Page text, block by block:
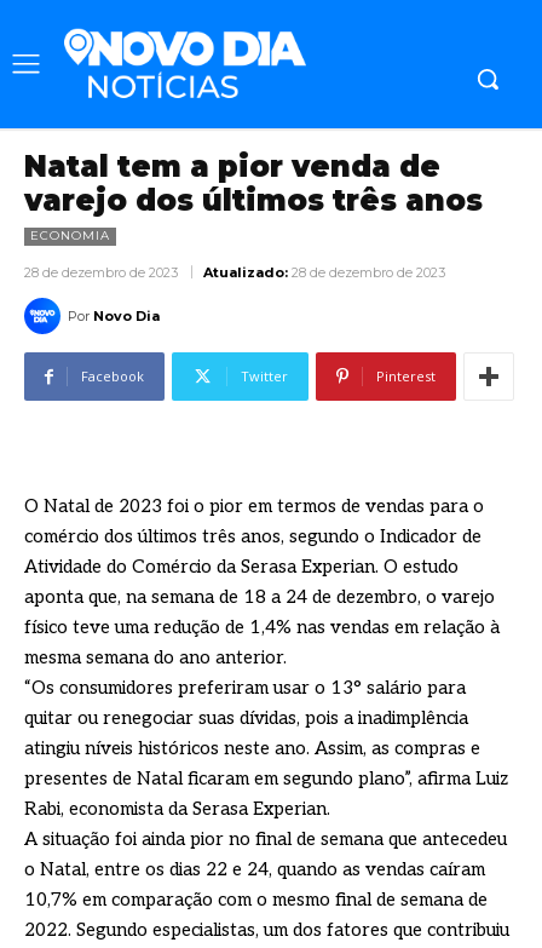
Natal tem a pior venda de
varejo dos últimos três anos
ECONOMIA
28 de dezembro de 2023 Atualizado: 28 de dezembro de 2023
Por Novo Dia
Facebook Twitter Pinterest
O Natal de 2023 foi o pior em termos de vendas para o
comércio dos últimos três anos, segundo o Indicador de
Atividade do Comércio da Serasa Experian. O estudo
aponta que, na semana de 18 a 24 de dezembro, o varejo
físico teve uma redução de 1,4% nas vendas em relação à
mesma semana do ano anterior.
“Os consumidores preferiram usar o 13° salário para
quitar ou renegociar suas dívidas, pois a inadimplência
atingiu níveis históricos neste ano. Assim, as compras e
presentes de Natal ficaram em segundo plano”, afirma Luiz
Rabi, economista da Serasa Experian.
A situação foi ainda pior no final de semana que antecedeu
o Natal, entre os dias 22 e 24, quando as vendas caíram
10,7% em comparação com o mesmo final de semana de
2022. Segundo especialistas, um dos fatores que contribuiu